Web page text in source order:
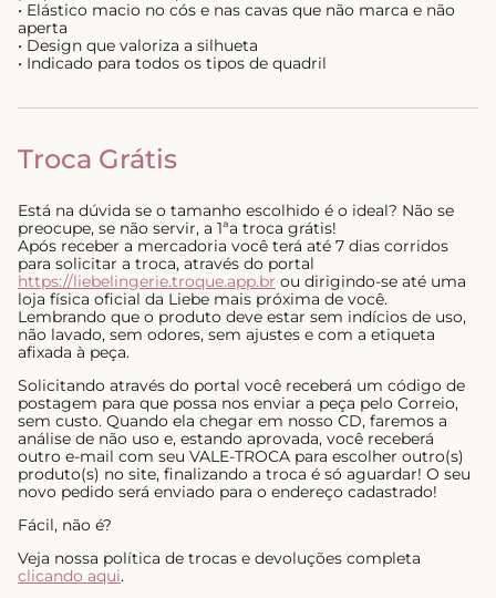
• Elástico macio no cós e nas cavas que não marca e não
aperta
• Design que valoriza a silhueta
• Indicado para todos os tipos de quadril
Troca Grátis
Está na dúvida se o tamanho escolhido é o ideal? Não se
preocupe, se não servir, a 1ªa troca grátis!
Após receber a mercadoria você terá até 7 dias corridos
para solicitar a troca, através do portal
https://liebelingerie.troque.app.br ou dirigindo-se até uma
loja física oficial da Liebe mais próxima de você.
Lembrando que o produto deve estar sem indícios de uso,
não lavado, sem odores, sem ajustes e com a etiqueta
afixada à peça.
Solicitando através do portal você receberá um código de
postagem para que possa nos enviar a peça pelo Correio,
sem custo. Quando ela chegar em nosso CD, faremos a
análise de não uso e, estando aprovada, você receberá
outro e-mail com seu VALE-TROCA para escolher outro(s)
produto(s) no site, finalizando a troca é só aguardar! O seu
novo pedido será enviado para o endereço cadastrado!
Fácil, não é?
Veja nossa política de trocas e devoluções completa
clicando aqui.